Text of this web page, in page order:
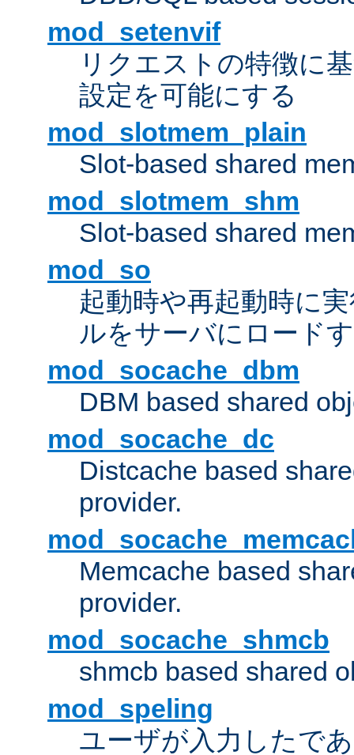
mod_setenvif
リクエストの特徴に
設定を可能にする
mod_slotmem_plain
Slot-based shared
mod_slotmem_shm
Slot-based shared
mod_so
起動時や再起動時に
ルをサーバにロード
mod_socache_dbm
DBM based shared
mod_socache_dc
Distcache based
provider.
Memcache based
provider.
mod_socache_shmcb
shmcb based shared
mod_speling
ユーザが入力したで